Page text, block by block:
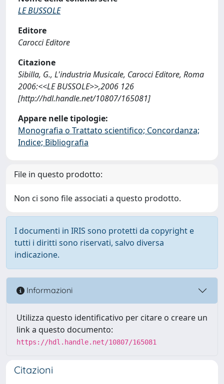
LE BUSSOLE
Editore
Carocci Editore
Citazione
Sibilla, G., L'industria Musicale, Carocci Editore, Roma
2006:<<LE BUSSOLE>>,2006 126
[http://hdl.handle.net/10807/165081]
Appare nelle tipologie:
Monografia o Trattato scientifico; Concordanza;
Indice; Bibliografia
File in questo prodotto:
Non ci sono file associati a questo prodotto.
I documenti in IRIS sono protetti da copyright e
tutti i diritti sono riservati, salvo diversa
indicazione.
Informazioni
Utilizza questo identificativo per citare o creare un
link a questo documento:
https://hdl.handle.net/10807/165081
Citazioni